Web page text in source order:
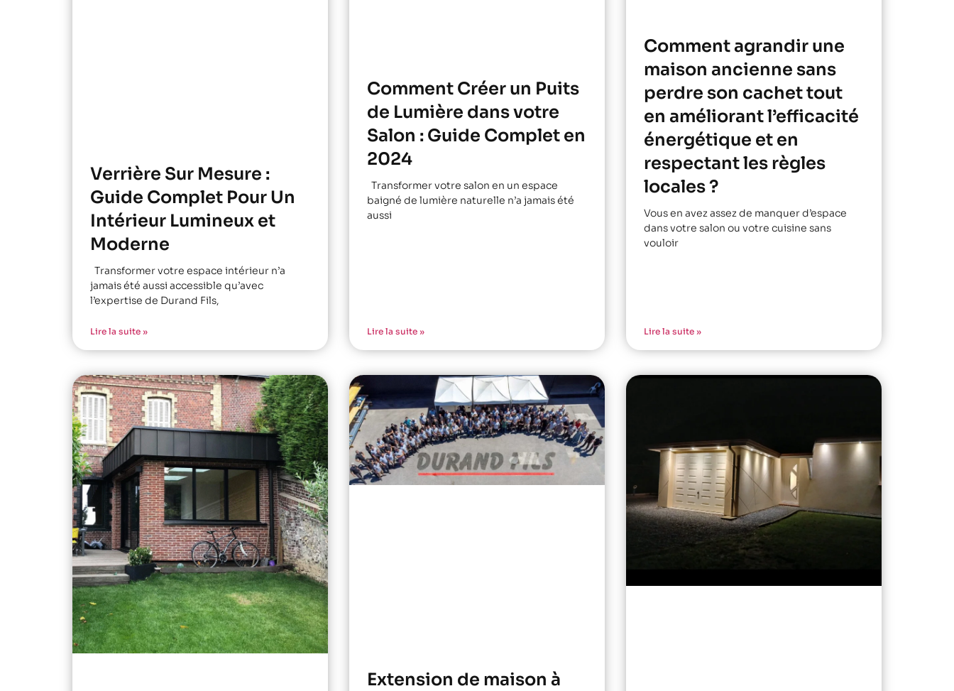
Verrière Sur Mesure :
Guide Complet Pour Un
Intérieur Lumineux et
Moderne
Transformer votre espace intérieur n’a
jamais été aussi accessible qu’avec
l’expertise de Durand Fils,
Lire la suite »
Comment Créer un Puits
de Lumière dans votre
Salon : Guide Complet en
2024
Transformer votre salon en un espace
baigné de lumière naturelle n’a jamais été
aussi
Lire la suite »
Comment agrandir une
maison ancienne sans
perdre son cachet tout
en améliorant l’efficacité
énergétique et en
respectant les règles
locales ?
Vous en avez assez de manquer d’espace
dans votre salon ou votre cuisine sans
vouloir
Lire la suite »
Extension de maison à